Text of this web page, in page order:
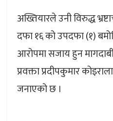
अख्तियारले उनी विरुद्ध
दफा १६ को उपदफा (१)
आरोपमा सजाय हुन
प्रवक्ता प्रदीपकुमार
जनाएको छ ।